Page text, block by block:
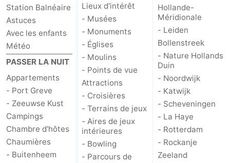
La
Haye
-
Rotterdam
-
Rockanje
Zeeland
Schouwen-
Brouwershaven
-
Bruinisse
-
Station Balnéaire
Astuces
Avec les enfants
Météo
PASSER LA NUIT
Appartements
- Port Greve
- Zeeuwse Kust
Campings
Chambre d'hôtes
Chaumières
- Buitenheem
Lieux d'intérêt
- Musées
- Monuments
- Églises
- Moulins
- Points de vue
Attractions
- Croisières
- Terrains de jeux
- Aires de jeux
intérieures
- Bowling
- Parcours de
Hollande-
Méridionale
- Leiden
Bollenstreek
- Nature Hollands
Duin
- Noordwijk
- Katwijk
- Scheveningen
- La Haye
- Rotterdam
- Rockanje
Zeeland